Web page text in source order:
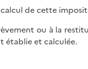
de cette
ou à la
établie et calculée.